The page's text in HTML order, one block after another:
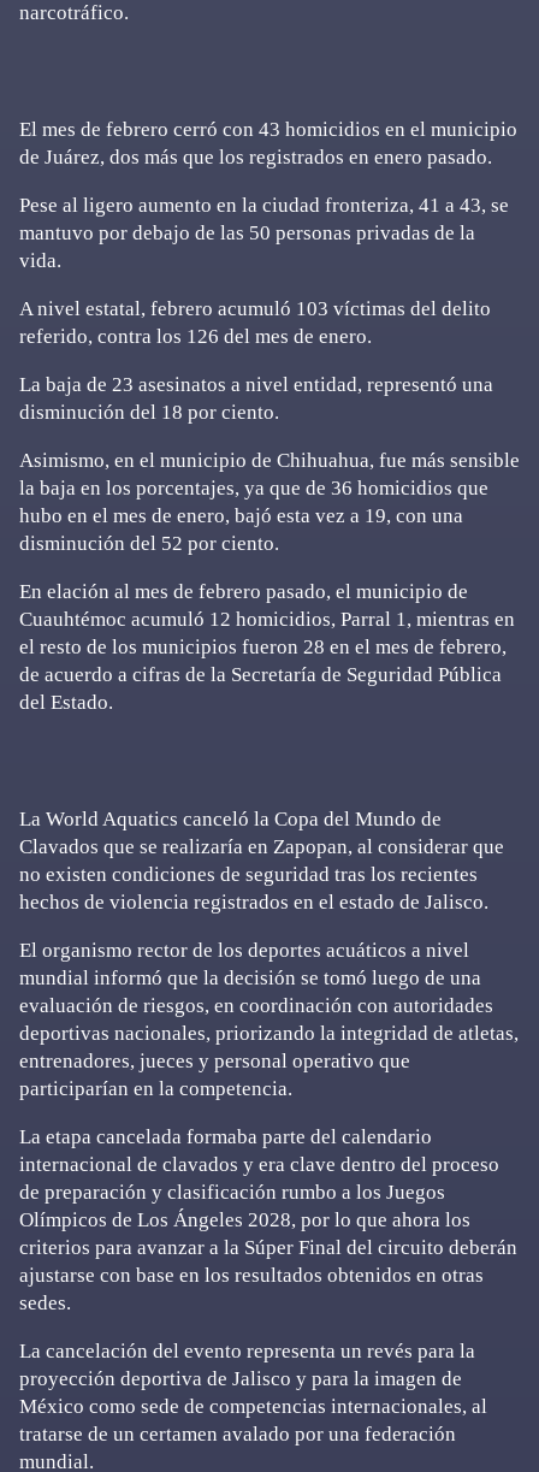
narcotráfico.
El mes de febrero cerró con 43 homicidios en el municipio
de Juárez, dos más que los registrados en enero pasado.
Pese al ligero aumento en la ciudad fronteriza, 41 a 43, se
mantuvo por debajo de las 50 personas privadas de la
vida.
A nivel estatal, febrero acumuló 103 víctimas del delito
referido, contra los 126 del mes de enero.
La baja de 23 asesinatos a nivel entidad, representó una
disminución del 18 por ciento.
Asimismo, en el municipio de Chihuahua, fue más sensible
la baja en los porcentajes, ya que de 36 homicidios que
hubo en el mes de enero, bajó esta vez a 19, con una
disminución del 52 por ciento.
En elación al mes de febrero pasado, el municipio de
Cuauhtémoc acumuló 12 homicidios, Parral 1, mientras en
el resto de los municipios fueron 28 en el mes de febrero,
de acuerdo a cifras de la Secretaría de Seguridad Pública
del Estado.
La World Aquatics canceló la Copa del Mundo de
Clavados que se realizaría en Zapopan, al considerar que
no existen condiciones de seguridad tras los recientes
hechos de violencia registrados en el estado de Jalisco.
El organismo rector de los deportes acuáticos a nivel
mundial informó que la decisión se tomó luego de una
evaluación de riesgos, en coordinación con autoridades
deportivas nacionales, priorizando la integridad de atletas,
entrenadores, jueces y personal operativo que
participarían en la competencia.
La etapa cancelada formaba parte del calendario
internacional de clavados y era clave dentro del proceso
de preparación y clasificación rumbo a los Juegos
Olímpicos de Los Ángeles 2028, por lo que ahora los
criterios para avanzar a la Súper Final del circuito deberán
ajustarse con base en los resultados obtenidos en otras
sedes.
La cancelación del evento representa un revés para la
proyección deportiva de Jalisco y para la imagen de
México como sede de competencias internacionales, al
tratarse de un certamen avalado por una federación
mundial.